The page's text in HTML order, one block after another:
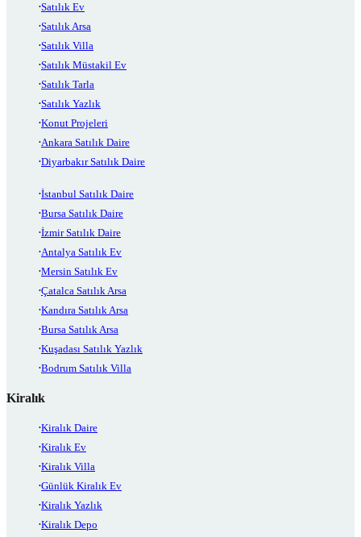
Satılık Ev
Satılık Arsa
Satılık Villa
Satılık Müstakil Ev
Satılık Tarla
Satılık Yazlık
Konut Projeleri
Ankara Satılık Daire
Diyarbakır Satılık Daire
İstanbul Satılık Daire
Bursa Satılık Daire
İzmir Satılık Daire
Antalya Satılık Ev
Mersin Satılık Ev
Çatalca Satılık Arsa
Kandıra Satılık Arsa
Bursa Satılık Arsa
Kuşadası Satılık Yazlık
Bodrum Satılık Villa
Kiralık
Kiralık Daire
Kiralık Ev
Kiralık Villa
Günlük Kiralık Ev
Kiralık Yazlık
Kiralık Depo